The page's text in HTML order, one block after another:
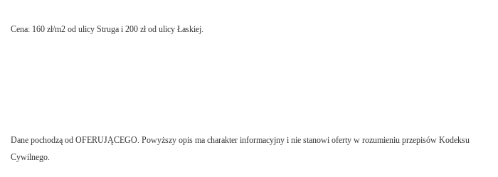
Cena: 160 zł/m2 od ulicy Struga i 200 zł od ulicy Łaskiej.
Dane pochodzą od OFERUJĄCEGO. Powyższy opis ma charakter informacyjny i nie stanowi oferty w rozumieniu przepisów Kodeksu
Cywilnego.